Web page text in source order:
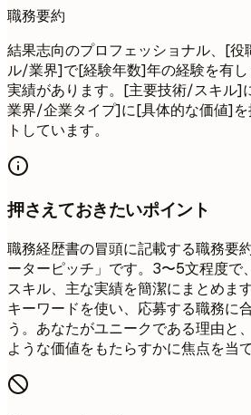
職務要約
結果志向のプロフェッショナル、[
ル/業界]で[経験年数]年の経験を有
実績があります。[主要技術/スキル]
業界/企業タイプ]に[具体的な価値]を
トしています。
押さえておきたいポイント
職務経歴書の冒頭に記載する職務要
ーターピッチ」です。3〜5文程度で
スキル、主な実績を簡潔にまとめま
キーワードを使い、応募する職務に
う。あなたがユニークである理由と
ような価値をもたらすかに焦点を当